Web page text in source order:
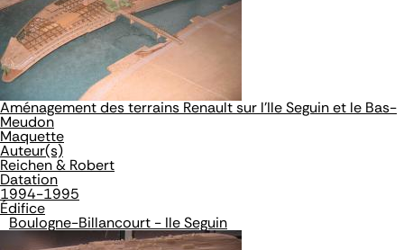
Aménagement des terrains Renault sur l'Ile Seguin et le Bas-
Meudon
Maquette
Auteur(s)
Reichen & Robert
Datation
1994-1995
Édifice
Boulogne-Billancourt - Ile Seguin